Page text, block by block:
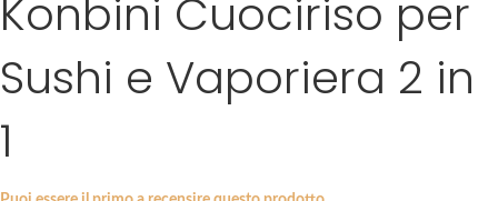
e
g
l
k
p
o
Konbini Cuociriso per
Sushi e Vaporiera 2 in
1